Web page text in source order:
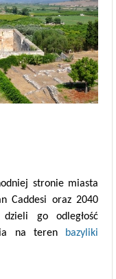
stronie miasta
Caddesi oraz 2040
dzieli go odległość
na teren
bazyliki